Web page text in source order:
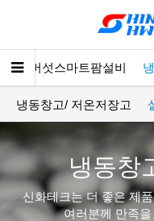
버섯스마트팜설비
냉동창고/ 저온저장고
냉동창
신화테크는 더 좋은 제
여러분께 만족